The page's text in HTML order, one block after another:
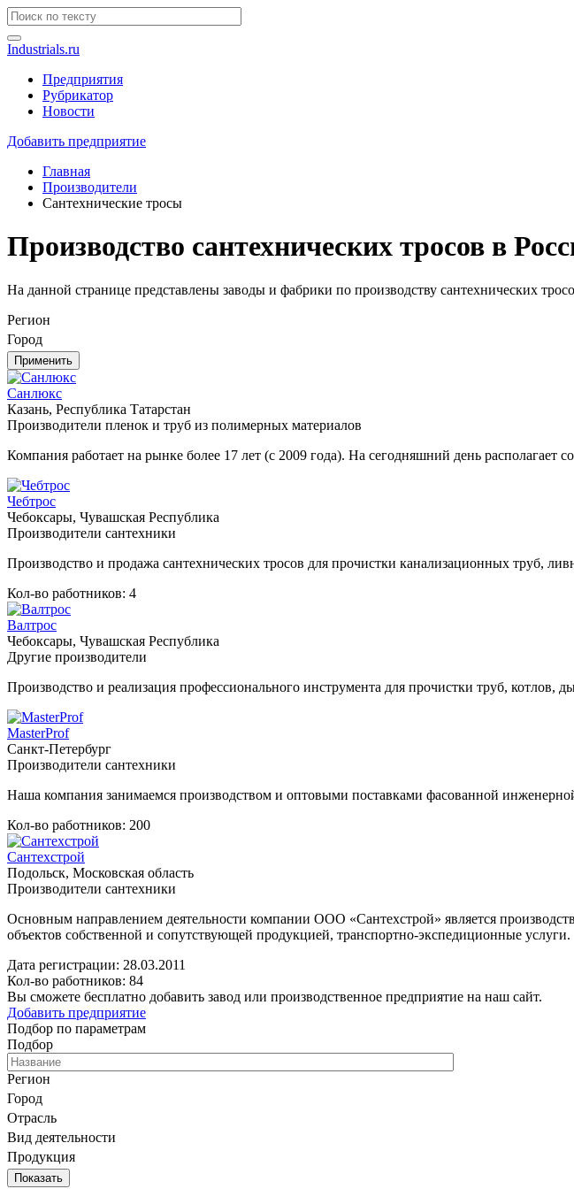
Industrials.ru
Предприятия
Рубрикатор
Новости
Добавить предприятие
Главная
Производители
Сантехнические тросы
Производство сантехнических тросов в
На данной странице представлены заводы и фабрики по производству сантехнических
Регион
Город
Применить
Санлюкс
Казань, Республика Татарстан
Производители пленок и труб из полимерных материалов
Компания работает на рынке более 17 лет (с 2009 года). На сегодняшний день
Чебтрос
Чебоксары, Чувашская Республика
Производители сантехники
Производство и продажа сантехнических тросов для прочистки канализационных труб,
Кол-во работников: 4
Валтрос
Чебоксары, Чувашская Республика
Другие производители
Производство и реализация профессионального инструмента для прочистки труб, котлов,
MasterProf
Санкт-Петербург
Производители сантехники
Наша компания занимаемся производством и оптовыми поставками фасованной
Кол-во работников: 200
Сантехстрой
Подольск, Московская область
Производители сантехники
Основным направлением деятельности компании ООО «Сантехстрой» является
объектов собственной и сопутствующей продукцией, транспортно-экспедиционные услуги.
Дата регистрации: 28.03.2011
Кол-во работников: 84
Вы сможете бесплатно добавить завод или производственное предприятие на наш сайт.
Добавить предприятие
Подбор по параметрам
Подбор
Регион
Город
Отрасль
Вид деятельности
Продукция
Показать